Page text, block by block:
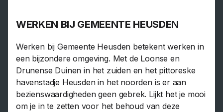
WERKEN BIJ GEMEENTE HEUSDEN
Werken bij Gemeente Heusden betekent werken in
een bijzondere omgeving. Met de Loonse en
Drunense Duinen in het zuiden en het pittoreske
havenstadje Heusden in het noorden is er aan
bezienswaardigheden geen gebrek. Lijkt het je mooi
om je in te zetten voor het behoud van deze